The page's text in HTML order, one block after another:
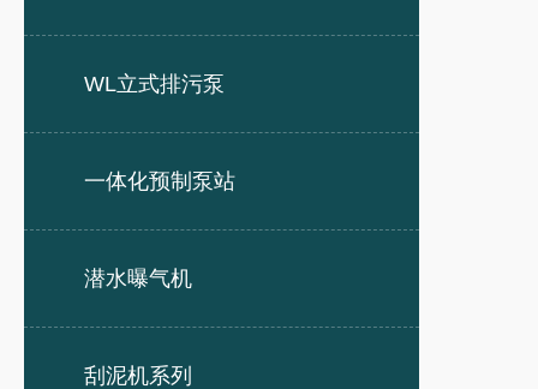
WL立式排污泵
一体化预制泵站
潜水曝气机
刮泥机系列